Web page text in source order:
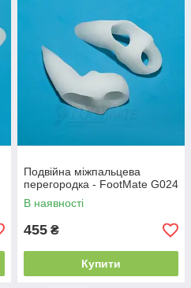
Подвійна міжпальцева
перегородка - FootMate G024
В наявності
455 ₴
Купити